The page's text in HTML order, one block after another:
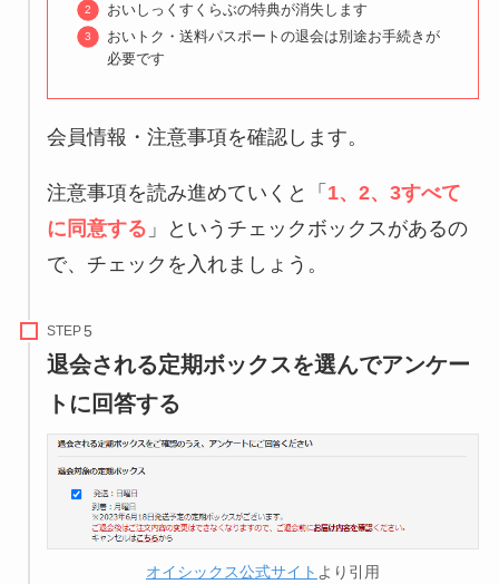
おいしっくすくらぶの特典が消失します
おいトク・送料パスポートの退会は別途お手続きが
必要です
会員情報・注意事項を確認します。
注意事項を読み進めていくと「 1、2、3すべて
に同意する 」というチェックボックスがあるの
で、チェックを入れましょう。
STEP
退会される定期ボックスを選んでアンケー
トに回答する
オイシックス公式サイト より引用